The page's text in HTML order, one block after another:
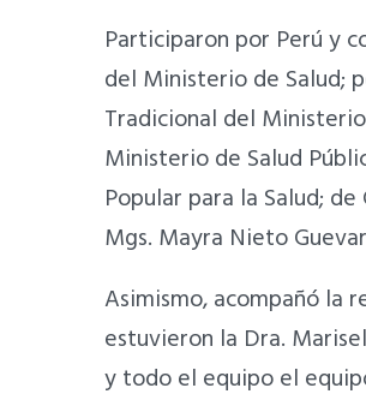
Participaron por Perú y
del Ministerio de Salud;
Tradicional del
Ministerio de Salud
Popular para la Salud;
Mgs. Mayra Nieto
Asimismo, acompañó la
estuvieron la Dra.
y todo el equipo el